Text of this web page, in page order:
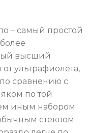
– самый простой
высший
ультрафиолета,
сравнению с
по той
иным набором
стеклом: